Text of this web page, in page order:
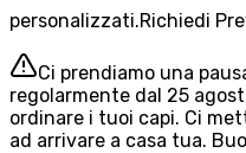
personalizzati.Richiedi
Ci prendiamo una
regolarmente dal 25
ordinare i tuoi capi. Ci
ad arrivare a casa tua.